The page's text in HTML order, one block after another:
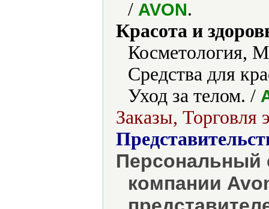
/ AVON.
Красота и
Косметология,
Средства для
Уход за телом. /
Заказы, Торговля
Персональный
компании